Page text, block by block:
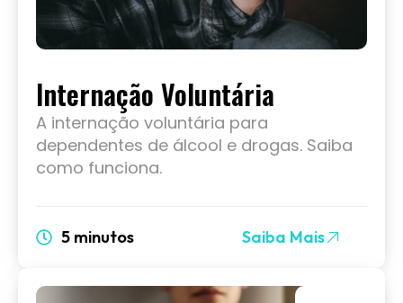
Internação Voluntária
A internação voluntária para
dependentes de álcool e drogas. Saiba
como funciona.
5 minutos Saiba Mais